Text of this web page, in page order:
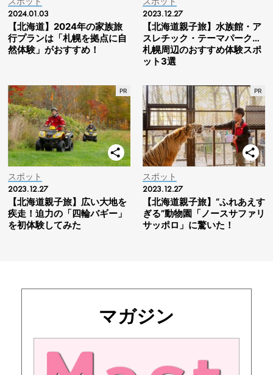
2024.01.03
【北海道】2024年の家族旅
行プランは「札幌を拠点に自
然体験」がおすすめ！
2023.12.27
【北海道親子旅】水族館・ア
スレチック・テーマパーク…
札幌周辺のおすすめ体験スポ
ット3選
スポット
2023.12.27
【北海道親子旅】広い大地を
疾走！迫力の「四輪バギー」
を初体験してみた
スポット
2023.12.27
【北海道親子旅】“ふれあえす
ぎる”動物園「ノースサファリ
サッポロ」に驚いた！
マガジン